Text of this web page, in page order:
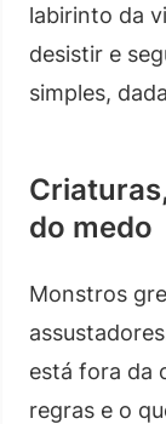
labirinto da
desistir e
simples,
do medo
Monstros
está fora da
regras e o